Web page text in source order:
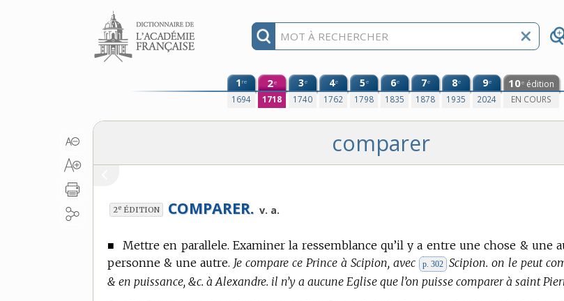
Aller au contenu
1re
1694
2e
1718
3e
1740
4e
1762
5e
1798
6e
1835
7e
1878
8e
1935
9e
2024
10e édition
EN COURS
comparer
2e ÉDITION COMPARER. v. a.
■ Mettre en parallele. Examiner la ressemblance qu’il y a entre une chose & une
personne & une autre. Je compare ce Prince à Scipion, avec p. 302 Scipion. on le peut
& en puissance, &c. à Alexandre. il n’y a aucune Eglise que l’on puisse comparer à saint